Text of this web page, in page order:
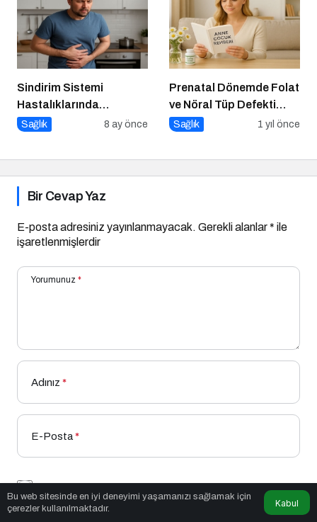
Sindirim Sistemi
Hastalıklarında
Beslenme
Sağlık 8 ay önce
Prenatal Dönemde Folat
ve Nöral Tüp Defekti
İlişkisi
Sağlık 1 yıl önce
Bir Cevap Yaz
E-posta adresiniz yayınlanmayacak. Gerekli alanlar* ile
işaretlenmişlerdir
Yorumunuz *
Adınız *
E-Posta*
Bir dahaki sefere yorum yaptığımda kullanılmak üzere
adımı, e-posta adresimi ve web site adresimi bu
tarayıcıya kaydet.
Bu web sitesinde en iyi deneyimi yaşamanızı sağlamak için
çerezler kullanılmaktadır.
Kabul